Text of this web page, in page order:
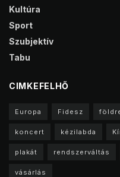
Kultúra
Sport
Szubjektív
Tabu
CIMKEFELHŐ
Europa Fidesz
koncert kézilabda
plakát rendszerváltás
vásárlás